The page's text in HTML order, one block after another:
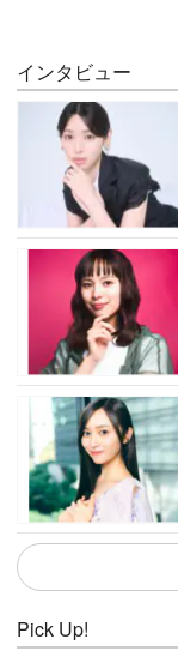
インタビュー
Pick Up!